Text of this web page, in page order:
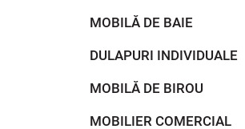
MOBILĂ DE BAIE
DULAPURI INDIVIDUALE
MOBILĂ DE BIROU
MOBILIER COMERCIAL